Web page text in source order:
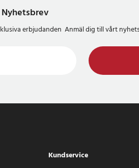
Nyhetsbrev
erbjudanden Anmäl dig till vårt
Kundservice